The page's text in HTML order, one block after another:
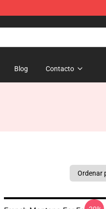
Blog Contacto